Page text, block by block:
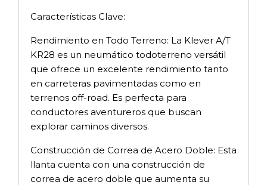
Características Clave:
Rendimiento en Todo Terreno: La Klever A/T
KR28 es un neumático todoterreno versátil
que ofrece un excelente rendimiento tanto
en carreteras pavimentadas como en
terrenos off-road. Es perfecta para
conductores aventureros que buscan
explorar caminos diversos.
Construcción de Correa de Acero Doble: Esta
llanta cuenta con una construcción de
correa de acero doble que aumenta su